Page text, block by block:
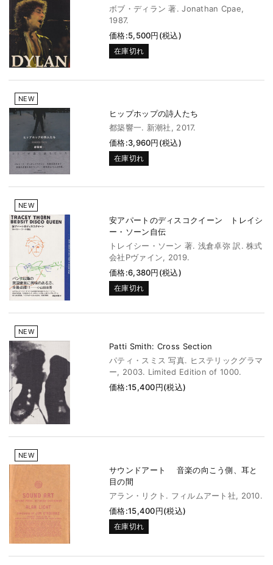
ボブ・ディラン 著. Jonathan Cpae,
1987.
価格:5,500円(税込)
在庫切れ
NEW
ヒップホップの詩人たち
都築響一. 新潮社, 2017.
価格:3,960円(税込)
在庫切れ
NEW
安アパートのディスコクイーン トレイシ
ー・ソーン自伝
トレイシー・ソーン 著. 浅倉卓弥 訳. 株式
会社Pヴァイン, 2019.
価格:6,380円(税込)
在庫切れ
NEW
Patti Smith: Cross Section
パティ・スミス 写真. ヒステリックグラマ
ー, 2003. Limited Edition of 1000.
価格:15,400円(税込)
NEW
サウンドアート 音楽の向こう側、耳と
目の間
アラン・リクト. フィルムアート社, 2010.
価格:15,400円(税込)
在庫切れ